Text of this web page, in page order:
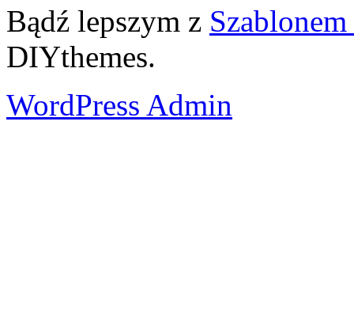
Bądź lepszym z
DIYthemes.
WordPress Admin